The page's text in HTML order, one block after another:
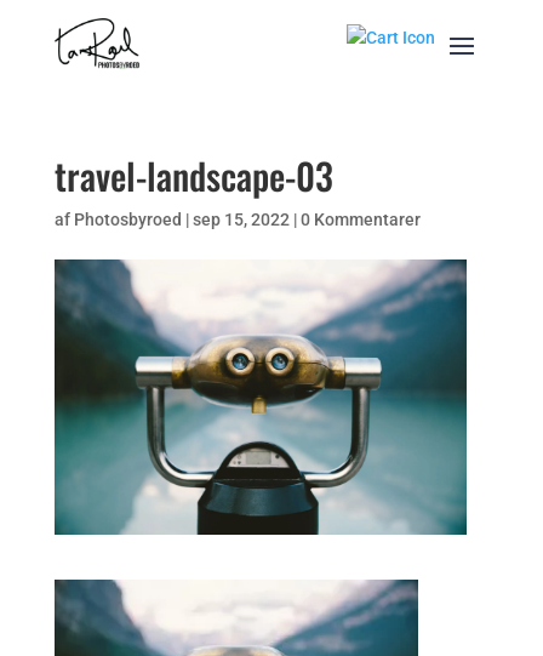
travel-landscape-03
af Photosbyroed |sep 15, 2022|0 Kommentarer